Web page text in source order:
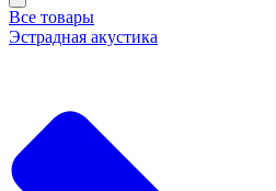
Все товары
Эстрадная акустика